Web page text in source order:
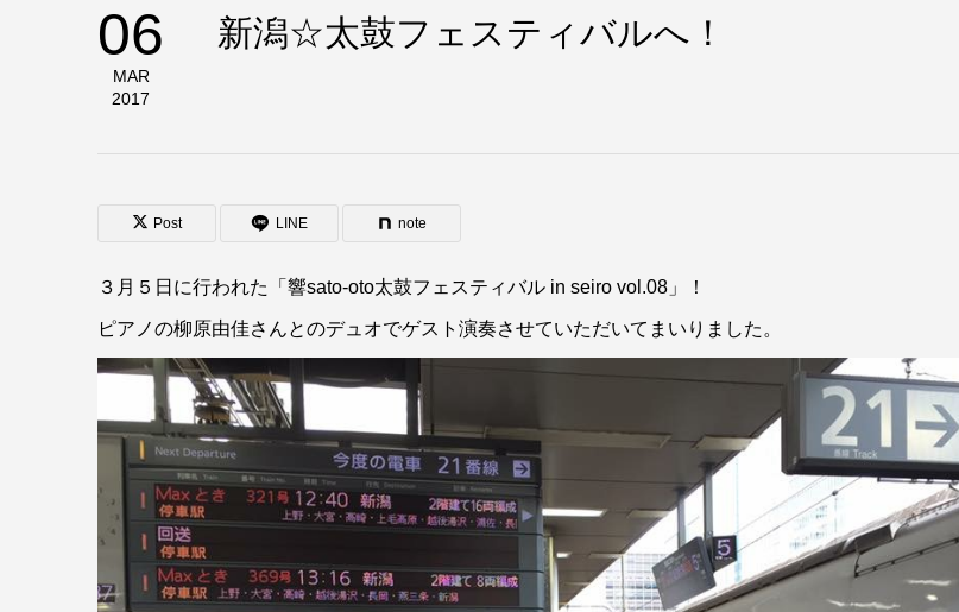
06
MAR
2017
新潟☆太鼓フェスティバルへ！
Post LINE note
３月５日に行われた「響sato-oto太鼓フェスティバル in seiro vol.08」！
ピアノの柳原由佳さんとのデュオでゲスト演奏させていただいてまいりました。